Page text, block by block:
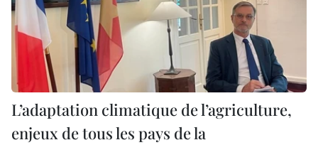
L’adaptation climatique de l’agriculture,
enjeux de tous les pays de la